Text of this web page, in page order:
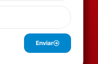
Enviar